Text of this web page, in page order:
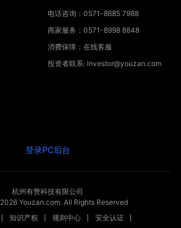
电话咨询：0571-8685 7988
商家服务：0571-8998 8848
消费保障：在线客服
投资者联系: investor@youzan.com
登录PC后台
杭州有赞科技有限公司
2026Youzan.com. All Rights Reserved
知识产权 规则中心 安全认证